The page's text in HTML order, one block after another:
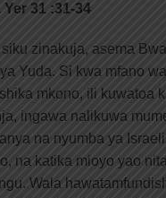
Yer 31 :31-34
zinakuja, asema
Yuda. Si kwa mfano
mkono, ili kuwatoa
ingawa nalikuwa
na nyumba ya
na katika mioyo yao
Wala